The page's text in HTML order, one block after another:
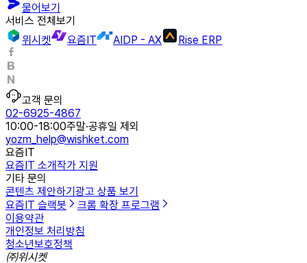
물어보기
서비스 전체보기
위시켓
요즘IT AIDP - AX Rise ERP
고객 문의
02-6925-4867
10:00-18:00주말·공휴일 제외
yozm_help@wishket.com
요즘IT
요즘IT 소개작가 지원
기타 문의
콘텐츠 제안하기광고 상품 보기
요즘IT 슬랙봇
크롬 확장 프로그램
이용약관
개인정보 처리방침
청소년보호정책
㈜위시켓